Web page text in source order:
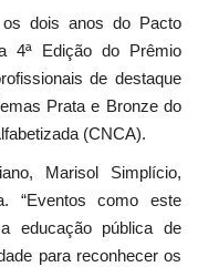
os dois anos do Pacto
4ª Edição do Prêmio
de destaque
Prata e Bronze do
(CNCA).
Marisol Simplício,
“Eventos como este
educação pública de
para reconhecer os